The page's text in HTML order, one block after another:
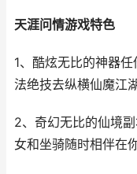
天涯问情游戏特色
1、酷炫无比的神器
法绝技去纵横仙魔江
2、奇幻无比的仙境
女和坐骑随时相伴在